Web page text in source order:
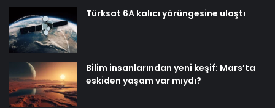
Türksat 6A kalıcı yörüngesine ulaştı
Bilim insanlarından yeni keşif: Mars’ta
eskiden yaşam var mıydı?